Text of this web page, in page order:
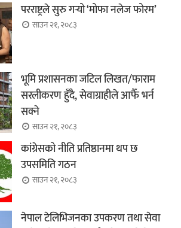
परराष्ट्रले सुरु गर्‍यो ‘मोफा नलेज फोरम’
साउन २१, २०८३
भूमि प्रशासनका जटिल लिखत/फाराम
सरलीकरण हुँदै, सेवाग्राहीले आफैँ भर्न
सक्ने
साउन २१, २०८३
कांग्रेसको नीति प्रतिष्ठानमा थप छ
उपसमिति गठन
साउन २१, २०८३
नेपाल टेलिभिजनका उपकरण तथा सेवा